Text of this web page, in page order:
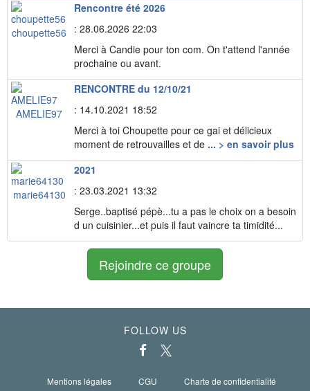
choupette56
Rencontre été 2026
: 28.06.2026 22:03
Merci à Candie pour ton com. On t'attend l'année
prochaine ou avant.
AMELIE97
RENCONTRE du 12/10/21
: 14.10.2021 18:52
Merci à toi Choupette pour ce gai et délicieux
moment de retrouvailles et de ... > en savoir plus
marie64130
2021
: 23.03.2021 13:32
Serge..baptisé pépè...tu a pas le choix on a besoin
d un cuisinier...et puis il faut vaincre ta timidité...
Rejoindre ce groupe
FOLLOW US
Mentions légales CGU Charte de confidentialité